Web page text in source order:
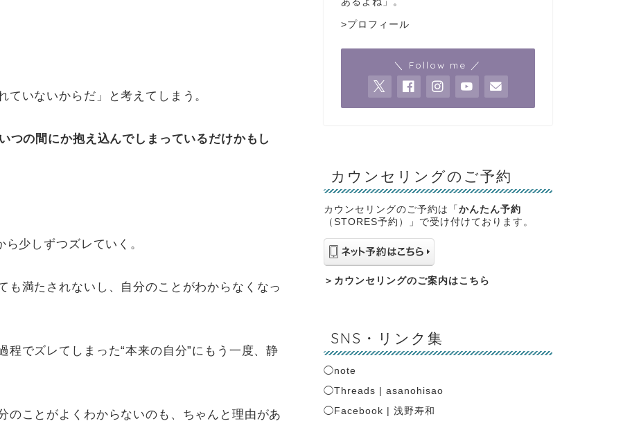
いないからだ」と考えてしまう。
つの間にか抱え込んでしまっているだけかもし
少しずつズレていく。
も満たされないし、自分のことがわからなくなっ
でズレてしまった“本来の自分”にもう一度、静
のことがよくわからないのも、ちゃんと理由があ
>プロフィール
＼ Follow me ／
カウンセリングのご予約
カウンセリングのご予約は「 かんたん予約
（STORES予約）」で受け付けております。
＞ カウンセリングのご案内はこちら
SNS・リンク集
◯note
◯Threads | asanohisao
◯ Facebook | 浅野寿和